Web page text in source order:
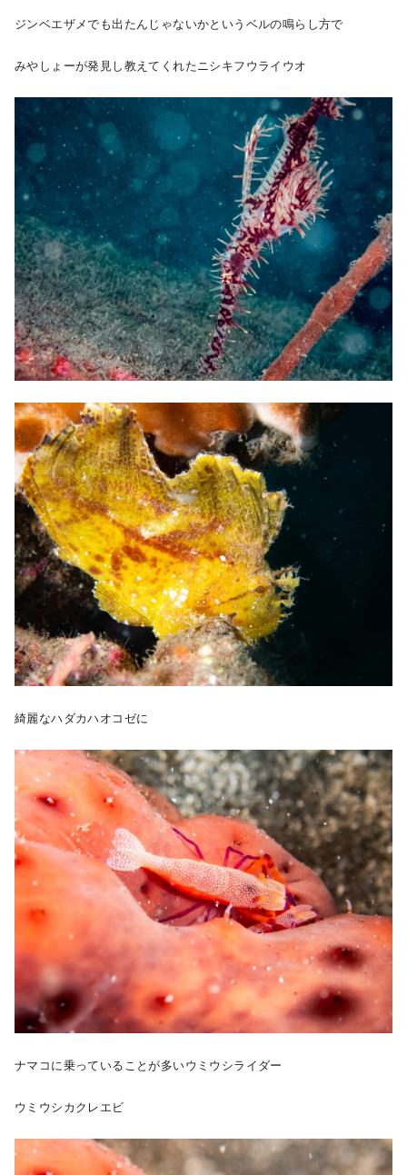
ジンベエザメでも出たんじゃないかというベルの鳴らし方で
みやしょーが発見し教えてくれたニシキフウライウオ
綺麗なハダカハオコゼに
ナマコに乗っていることが多いウミウシライダー
ウミウシカクレエビ